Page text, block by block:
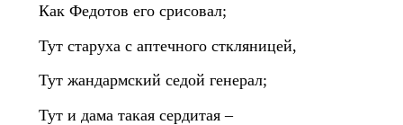
Как Федотов его срисовал;
Тут старуха с аптечного сткляницей,
Тут жандармский седой генерал;
Тут и дама такая сердитая –